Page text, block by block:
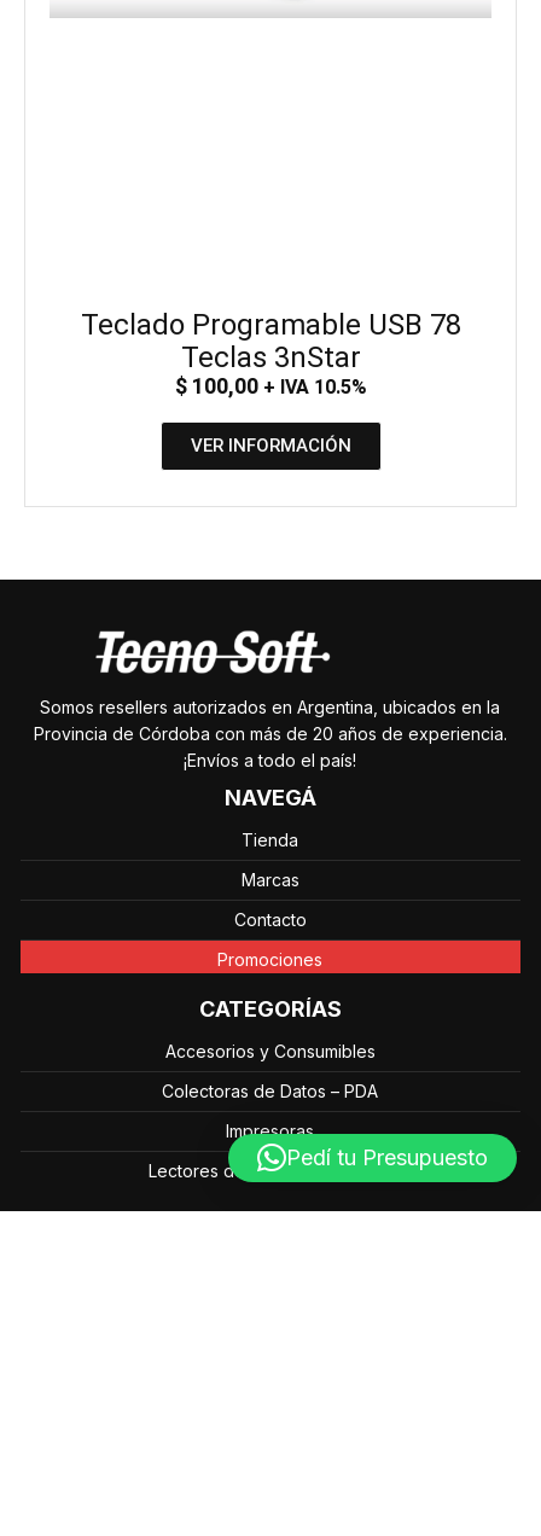
Teclado Programable USB 78
Teclas 3nStar
$100,00+ IVA 10.5%
VER INFORMACIÓN
Somos resellers autorizados en Argentina, ubicados en la
Provincia de Córdoba con más de 20 años de experiencia.
¡Envíos a todo el país!
NAVEGÁ
Tienda
Marcas
Contacto
Promociones
CATEGORÍAS
Accesorios y Consumibles
Colectoras de Datos – PDA
Impresoras
Lectores de Códigos de Barra
Pedí tu Presupuesto